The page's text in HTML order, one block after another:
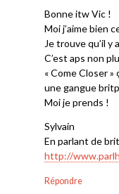
Bonne itw Vic !
Moi j’aime bien
Je trouve qu’il y
C’est aps non
« Come Closer
une gangue
Moi je prends !
Sylvain
En parlant de
http://
Répondre